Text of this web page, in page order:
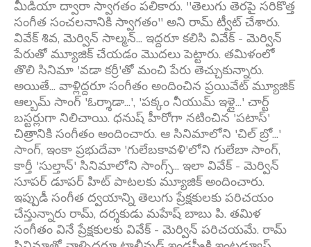
మీడియా ద్వారా స్వాగతం పలికారు. ''తెలుగు తెరపై సరికొత్త
సంగీత సంచలనానికి స్వాగతం'' అని రామ్ ట్వీట్ చేశారు.
వివేక్ శివ, మెర్విన్ సాల్మన్... ఇద్దరూ కలిసి వివేక్ - మెర్విన్
పేరుతో మ్యూజిక్ చేయడం మొదలు పెట్టారు. తమిళంలో
తొలి సినిమా 'వడా కర్రీ'తో మంచి పేరు తెచ్చుకున్నారు.
అయితే... వాళ్లిద్దరూ సంగీతం అందించిన ప్రయివేట్ మ్యూజిక్
ఆల్బమ్ సాంగ్ 'ఓర్శాడా...', 'పక్కం నీయుమ్ ఇళ్లై...' చార్ట్
బస్టర్లుగా నిలిచాయి. ధనుష్ హీరోగా నటించిన 'పటాస్'
చిత్రానికి సంగీతం అందించారు. ఆ సినిమాలోని 'చిల్ బ్రో...'
సాంగ్, ఇంకా ప్రభుదేవా 'గులేబకావళి'లోని గులేబా సాంగ్,
కార్తీ 'సుల్తాన్' సినిమాలోని సాంగ్స్... ఇలా వివేక్ - మెర్విన్
సూపర్ డూపర్ హిట్ పాటలకు మ్యూజిక్ అందించారు.
ఇప్పుడీ సంగీత ద్వయాన్ని తెలుగు ప్రేక్షకులకు పరిచయం
చేస్తున్నారు రామ్, దర్శకుడు మహేష్ బాబు పి. తమిళ
సంగీతం వినే ప్రేక్షకులకు వివేక్ - మెర్విన్ పరిచయమే. రామ్